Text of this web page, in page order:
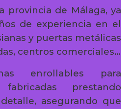
provincia de Málaga, ya
de experiencia en el
y puertas metálicas
centros comerciales…
enrollables para
prestando
asegurando que